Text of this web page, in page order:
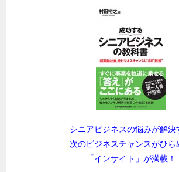
シニアビジネスの悩みが解決
次のビジネスチャンスがひら
「インサイト」が満載！